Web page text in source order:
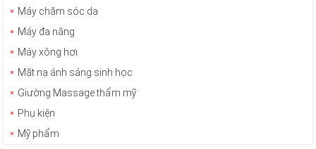
Máy chăm sóc da
Máy đa năng
Máy xông hơi
Mặt nạ ánh sáng sinh học
Giường Massage thẩm mỹ
Phụ kiện
Mỹ phẩm